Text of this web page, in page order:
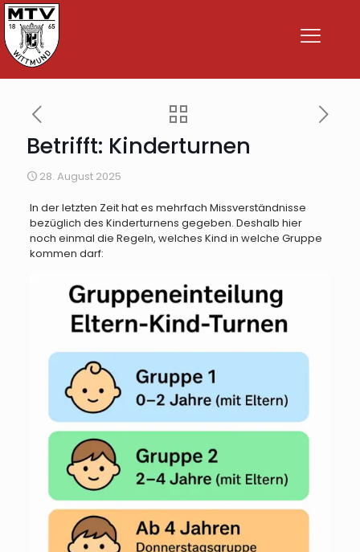
Betrifft: Kinderturnen
28. August 2025
In der letzten Zeit hat es mehrfach Missverständnisse
bezüglich des Kinderturnens gegeben. Deshalb hier
noch einmal die Regeln, welches Kind in welche Gruppe
kommen darf: